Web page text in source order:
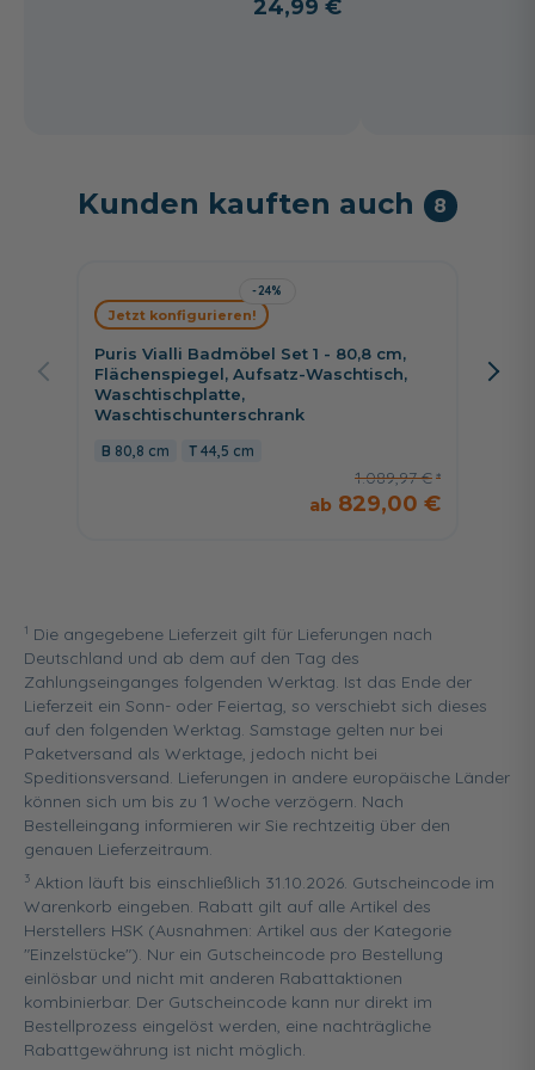
24,99 €
Kunden kauften auch 8
-24%
Puris Vialli Badmöbel Set 1 - 80,8 cm,
Flächenspiegel, Aufsatz-Waschtisch,
Waschtischplatte,
Waschtischunterschrank
80,8 cm 44,5 cm
1.089,97 €
829,00 €
Jetzt konfigurieren!
cm,
1 Die angegebene Lieferzeit gilt für Lieferungen nach
Deutschland und ab dem auf den Tag des
Zahlungseinganges folgenden Werktag. Ist das Ende der
Lieferzeit ein Sonn- oder Feiertag, so verschiebt sich dieses
auf den folgenden Werktag. Samstage gelten nur bei
Paketversand als Werktage, jedoch nicht bei
Speditionsversand. Lieferungen in andere europäische Länder
können sich um bis zu 1 Woche verzögern. Nach
Bestelleingang informieren wir Sie rechtzeitig über den
genauen Lieferzeitraum.
3 Aktion läuft bis einschließlich 31.10.2026. Gutscheincode im
Warenkorb eingeben. Rabatt gilt auf alle Artikel des
Herstellers HSK (Ausnahmen: Artikel aus der Kategorie
"Einzelstücke"). Nur ein Gutscheincode pro Bestellung
einlösbar und nicht mit anderen Rabattaktionen
kombinierbar. Der Gutscheincode kann nur direkt im
Bestellprozess eingelöst werden, eine nachträgliche
Rabattgewährung ist nicht möglich.